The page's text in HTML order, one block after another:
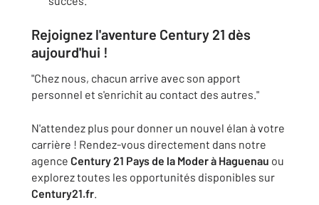
Rejoignez l'aventure Century 21 dès
aujourd'hui !
"Chez nous, chacun arrive avec son apport
personnel et s'enrichit au contact des autres."
N'attendez plus pour donner un nouvel élan à votre
carrière ! Rendez-vous directement dans notre
agence Century 21 Pays de la Moder à Haguenau ou
explorez toutes les opportunités disponibles sur
Century21.fr.